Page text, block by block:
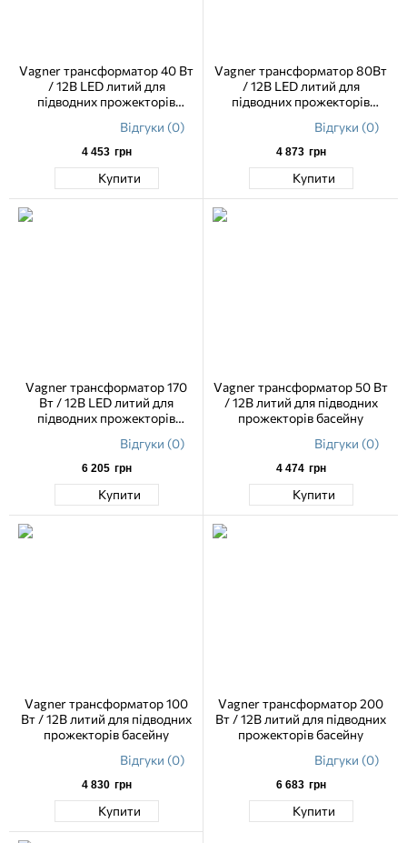
Vagner трансформатор 40 Вт
/ 12В LED литий для
підводних прожекторів
Відгуки (0)
4 453 грн
Купити
Vagner трансформатор 80Вт
/ 12В LED литий для
підводних прожекторів
Відгуки (0)
4 873 грн
Купити
Vagner трансформатор 170
Вт / 12В LED литий для
підводних прожекторів
Відгуки (0)
6 205 грн
Купити
Vagner трансформатор 50 Вт
/ 12В литий для підводних
прожекторів басейну
Відгуки (0)
4 474 грн
Купити
Vagner трансформатор 100
Вт / 12В литий для підводних
прожекторів басейну
Відгуки (0)
4 830 грн
Купити
Vagner трансформатор 200
Вт / 12В литий для підводних
прожекторів басейну
Відгуки (0)
6 683 грн
Купити